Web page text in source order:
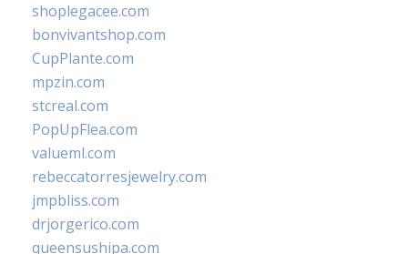
shoplegacee.com
bonvivantshop.com
CupPlante.com
mpzin.com
stcreal.com
PopUpFlea.com
valueml.com
rebeccatorresjewelry.com
jmpbliss.com
drjorgerico.com
queensushipa.com